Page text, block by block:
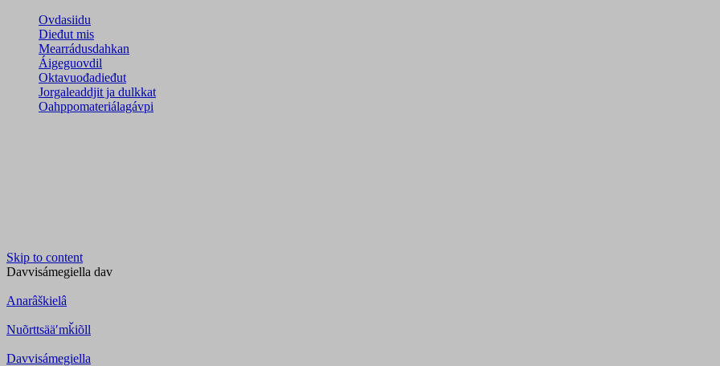
Ovdasiidu
Dieđut mis
Mearrádusdahkan
Áigeguovdil
Oktavuođadieđut
Jorgaleaddjit ja dulkkat
Oahppomateriálagávpi
Skip to content
Davvisámegiella dav
Anarâškielâ
Nuõrttsääʹmǩiõll
Davvisámegiella